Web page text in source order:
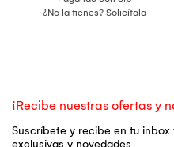
¿No la tienes? Solicítala
¡Recibe nuestras ofertas y
Suscríbete y recibe en tu
exclusivas y novedades